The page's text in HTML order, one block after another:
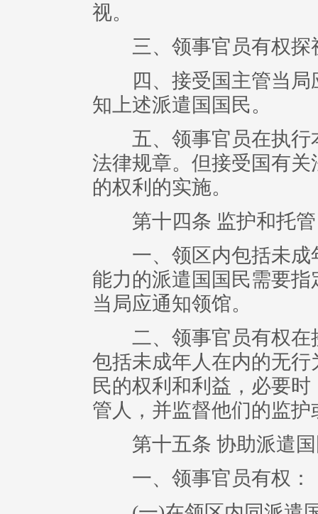
视。
三、领事官员有权探
四、接受国主管当局
知上述派遣国国民。
五、领事官员在执行
法律规章。但接受国有
的权利的实施。
第十四条 监护和托管
一、领区内包括未成
能力的派遣国国民需要
当局应通知领馆。
二、领事官员有权在
包括未成年人在内的无
民的权利和利益，必要
管人，并监督他们的监护
第十五条 协助派遣国
一、领事官员有权：